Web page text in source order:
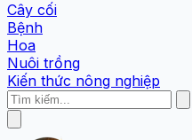
Cây cối
Bệnh
Hoa
Nuôi trồng
Kiến thức nông nghiệp